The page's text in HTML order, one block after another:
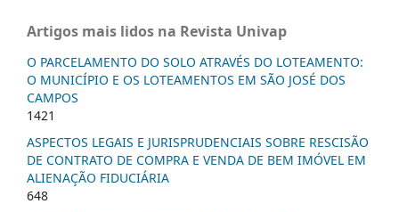
Artigos mais lidos na Revista Univap
O PARCELAMENTO DO SOLO ATRAVÉS DO LOTEAMENTO:
O MUNICÍPIO E OS LOTEAMENTOS EM SÃO JOSÉ DOS
CAMPOS
1421
ASPECTOS LEGAIS E JURISPRUDENCIAIS SOBRE RESCISÃO
DE CONTRATO DE COMPRA E VENDA DE BEM IMÓVEL EM
ALIENAÇÃO FIDUCIÁRIA
648